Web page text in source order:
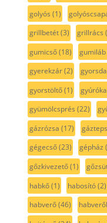
golyós (1)
grillbetét(3) grillrács
gumicső(18) gumiláb
gyerekzár(2)
gyorstöltő(1)
gyümölcsprés (22)
gázrózsa (17)
gégecső(23) gépház
gőzkivezető(1)
habkő(1) habosító(2)
habverő(46)